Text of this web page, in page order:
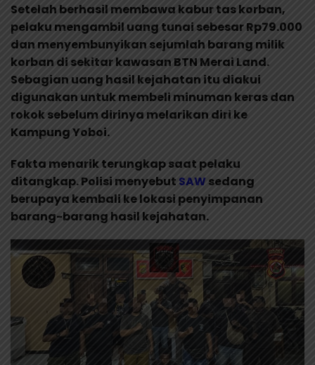
Setelah berhasil membawa kabur tas korban,
pelaku mengambil uang tunai sebesar Rp79.000
dan menyembunyikan sejumlah barang milik
korban di sekitar kawasan BTN Merai Land.
Sebagian uang hasil kejahatan itu diakui
digunakan untuk membeli minuman keras dan
rokok sebelum dirinya melarikan diri ke
Kampung Yoboi.
Fakta menarik terungkap saat pelaku
ditangkap. Polisi menyebut SAWsedang
berupaya kembali ke lokasi penyimpanan
barang-barang hasil kejahatan.